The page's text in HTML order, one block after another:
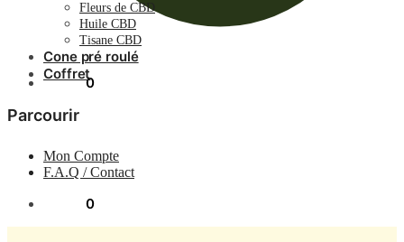
0.00€ 0
Fleurs de CBD
Huile CBD
Tisane CBD
Cone pré roulé
Coffret
Parcourir
Mon Compte
F.A.Q / Contact
0